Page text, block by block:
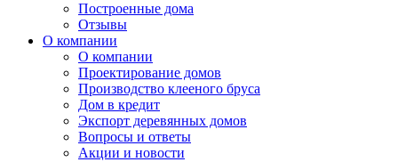
Построенные дома
Отзывы
О компании
О компании
Проектирование домов
Производство клееного бруса
Дом в кредит
Экспорт деревянных домов
Вопросы и ответы
Акции и новости